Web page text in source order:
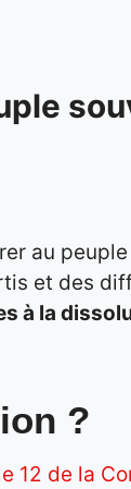
au
et des
à la
?
12 de la